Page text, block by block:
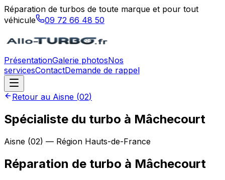
Réparation de turbos de toute marque et pour tout
véhicule
09 72 66 48 50
PrésentationGalerie photosNos
servicesContactDemande de rappel
Retour au Aisne (02)
Spécialiste du turbo à Mâchecourt
Aisne (02) — Région Hauts-de-France
Réparation de turbo à Mâchecourt